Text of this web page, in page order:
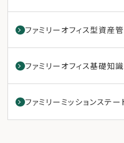
ファミリーオフィス型資産
ファミリーオフィス基礎知識
ファミリーミッションステー